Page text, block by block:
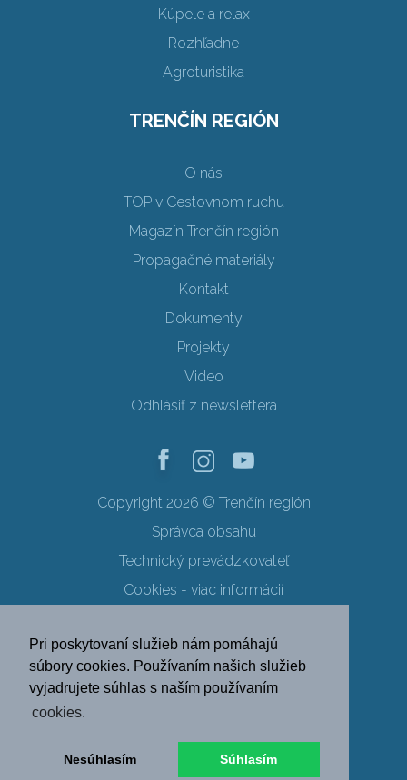
Pri poskytovaní služieb nám pomáhajú
súbory cookies. Používaním našich služieb
vyjadrujete súhlas s naším používaním
cookies.
Nesúhlasím Súhlasím
Kúpele a relax
Rozhľadne
Agroturistika
TRENČÍN REGIÓN
O nás
TOP v Cestovnom ruchu
Magazín Trenčín región
Propagačné materiály
Kontakt
Dokumenty
Projekty
Video
Odhlásiť z newslettera
Copyright 2026 © Trenčín región
Správca obsahu
Technický prevádzkovateľ
Cookies - viac informácií
Ochrana osobných údajov
SK EN DE
PL